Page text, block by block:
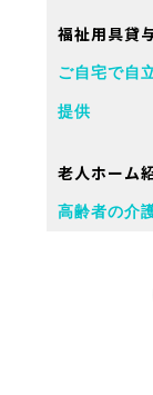
福祉用具貸
ご自宅で自
提供
老人ホーム
高齢者の介